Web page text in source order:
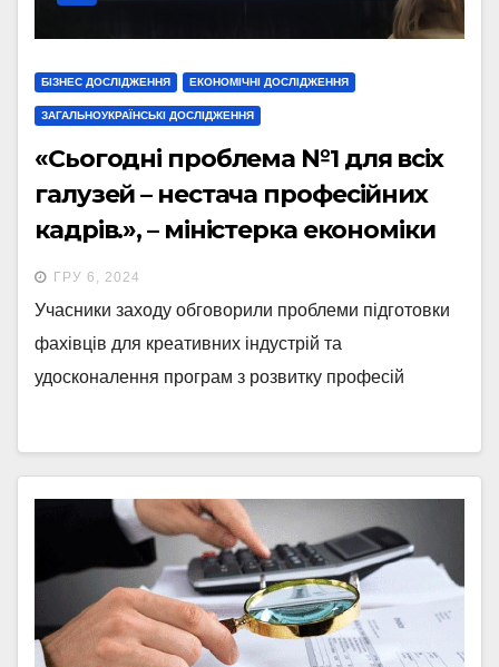
БІЗНЕС ДОСЛІДЖЕННЯ ЕКОНОМІЧНІ ДОСЛІДЖЕННЯ
ЗАГАЛЬНОУКРАЇНСЬКІ ДОСЛІДЖЕННЯ
«Сьогодні проблема №1 для всіх
галузей – нестача професійних
кадрів.», – міністерка економіки
України на обговоренні
креативних індустрій.
ГРУ 6, 2024
Учасники заходу обговорили проблеми підготовки
фахівців для креативних індустрій та
удосконалення програм з розвитку професій